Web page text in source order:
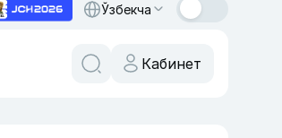
Ўзбекча
Кабинет